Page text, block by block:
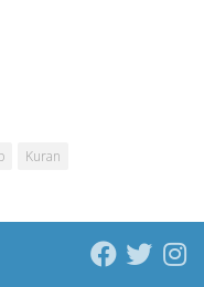
Kuran